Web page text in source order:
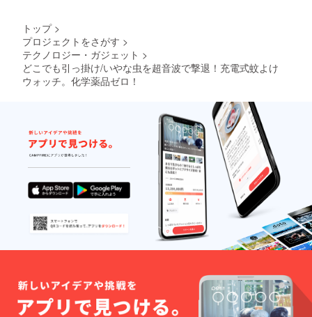
トップ >
プロジェクトをさがす >
テクノロジー・ガジェット >
どこでも引っ掛け/いやな虫を超音波で撃退！充電式蚊よけ
ウォッチ。化学薬品ゼロ！